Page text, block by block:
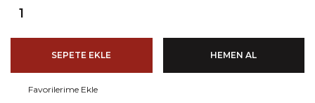
SEPETE EKLE HEMEN AL